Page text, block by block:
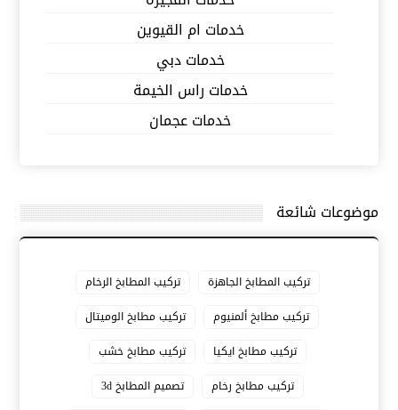
خدمات ام القيوين
خدمات دبي
خدمات راس الخيمة
خدمات عجمان
موضوعات شائعة
تركيب المطابخ الجاهزة
تركيب المطابخ الرخام
تركيب مطابخ ألمنيوم
تركيب مطابخ الوميتال
تركيب مطابخ ايكيا
تركيب مطابخ خشب
تركيب مطابخ رخام
تصميم المطابخ 3d